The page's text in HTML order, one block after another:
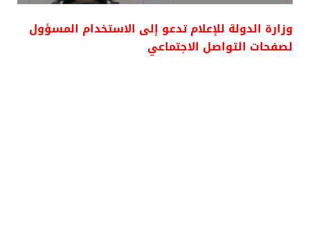
وزارة الدولة للإعلام تدعو إلى الاستخدام المسؤول
لصفحات التواصل الاجتماعي